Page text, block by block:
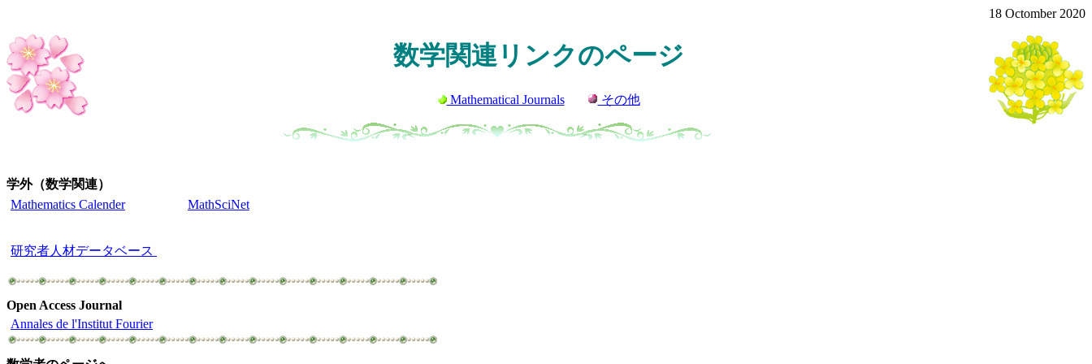
18 Octomber 2020
数学関連リンクのページ
Mathematical Journals その他
学外（数学関連）
Mathematics Calender
MathSciNet
研究者人材データベース
Open Access Journal
Annales de l'Institut Fourier